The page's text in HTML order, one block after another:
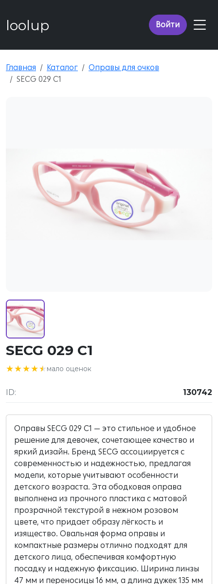
loolup Войти
Главная Каталог
Оправы для очков
SECG 029 C1
SECG 029 C1
★★★★★
★★★★★мало оценок
ID: 130742
Оправы SECG 029 C1 — это стильное и удобное
решение для девочек, сочетающее качество и
яркий дизайн. Бренд SECG ассоциируется с
современностью и надежностью, предлагая
модели, которые учитывают особенности
детского возраста. Эта ободковая оправа
выполнена из прочного пластика с матовой
прозрачной текстурой в нежном розовом
цвете, что придает образу лёгкость и
изящество. Овальная форма оправы и
компактные размеры отлично подходят для
детского лица, обеспечивая комфортную
посадку и надежную фиксацию. Ширина линзы
47 мм и переносицы 16 мм, а длина дужек 135 мм